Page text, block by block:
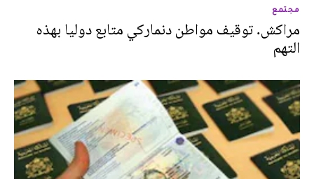
مجتمع
مراكش. توقيف مواطن دنماركي متابع دوليا بهذه
التهم